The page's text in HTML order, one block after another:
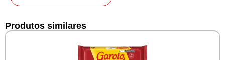
Produtos similares